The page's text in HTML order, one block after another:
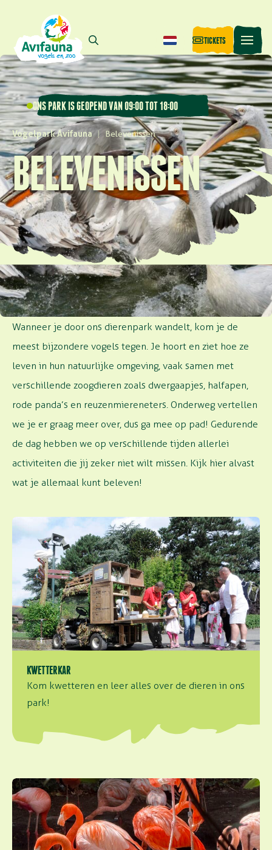
TICKETS
ONS PARK IS GEOPEND VAN 09:00 TOT 18:00
Vogelpark Avifauna Belevenissen
BELEVENISSEN
OP ONTDEKKING
Wanneer je door ons dierenpark wandelt, kom je de
meest bijzondere vogels tegen. Je hoort en ziet hoe ze
leven in hun natuurlijke omgeving, vaak samen met
verschillende zoogdieren zoals dwergaapjes, halfapen,
rode panda’s en reuzenmiereneters. Onderweg vertellen
we je er graag meer over, dus ga mee op pad! Gedurende
de dag hebben we op verschillende tijden allerlei
activiteiten die jij zeker niet wilt missen. Kijk hier alvast
wat je allemaal kunt beleven!
KWETTERKAR
Kom kwetteren en leer alles over de dieren in ons
park!
Kwetterkar
Cubaanse lagune